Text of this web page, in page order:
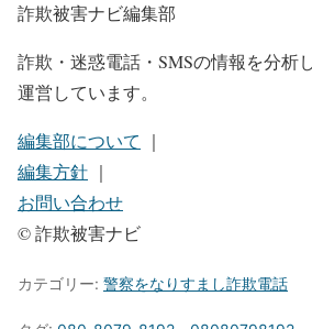
詐欺被害ナビ編集部
詐欺・迷惑電話・SMSの情報を分析
運営しています。
編集部について ｜
編集方針 ｜
お問い合わせ
© 詐欺被害ナビ
カテゴリー: 警察をなりすまし詐欺電話